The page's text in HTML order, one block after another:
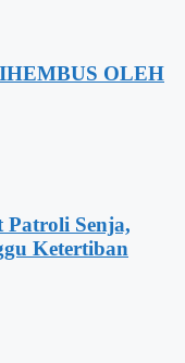
OLEH
Patroli Senja,
Ketertiban